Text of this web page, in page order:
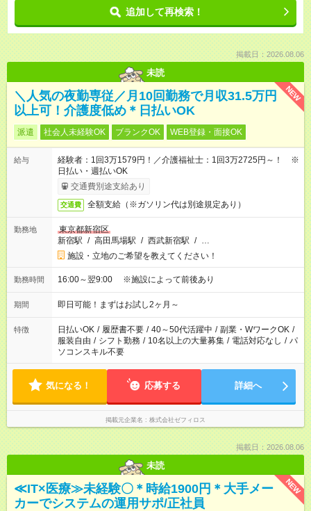
追加して再検索！
掲載日：2026.08.06
未読
NEW
＼人気の夜勤専従／月10回勤務で月収31.5万円
以上可！介護度低め＊日払いOK
派遣 社会人未経験OK ブランクOK WEB登録・面接OK
給与
経験者：1回3万1579円！／介護福祉士：1回3万2725円～！ ※
日払い・週払いOK
交通費別途支給あり
交通費 全額支給（※ガソリン代は別途規定あり）
勤務地
東京都新宿区
新宿駅 / 高田馬場駅 / 西武新宿駅 / …
施設・立地のご希望を教えてください！
勤務時間 16:00～翌9:00 ※施設によって前後あり
期間 即日可能！まずはお試し2ヶ月～
特徴 日払いOK / 履歴書不要 / 40～50代活躍中 / 副業・WワークOK /
服装自由 / シフト勤務 / 10名以上の大量募集 / 電話対応なし / パ
ソコンスキル不要
気になる！ 応募する 詳細へ
掲載元企業名 株式会社ゼフィロス
掲載日：2026.08.06
未読
NEW
≪IT×医療≫未経験〇＊時給1900円＊大手メー
カーでシステムの運用サポ/正社員